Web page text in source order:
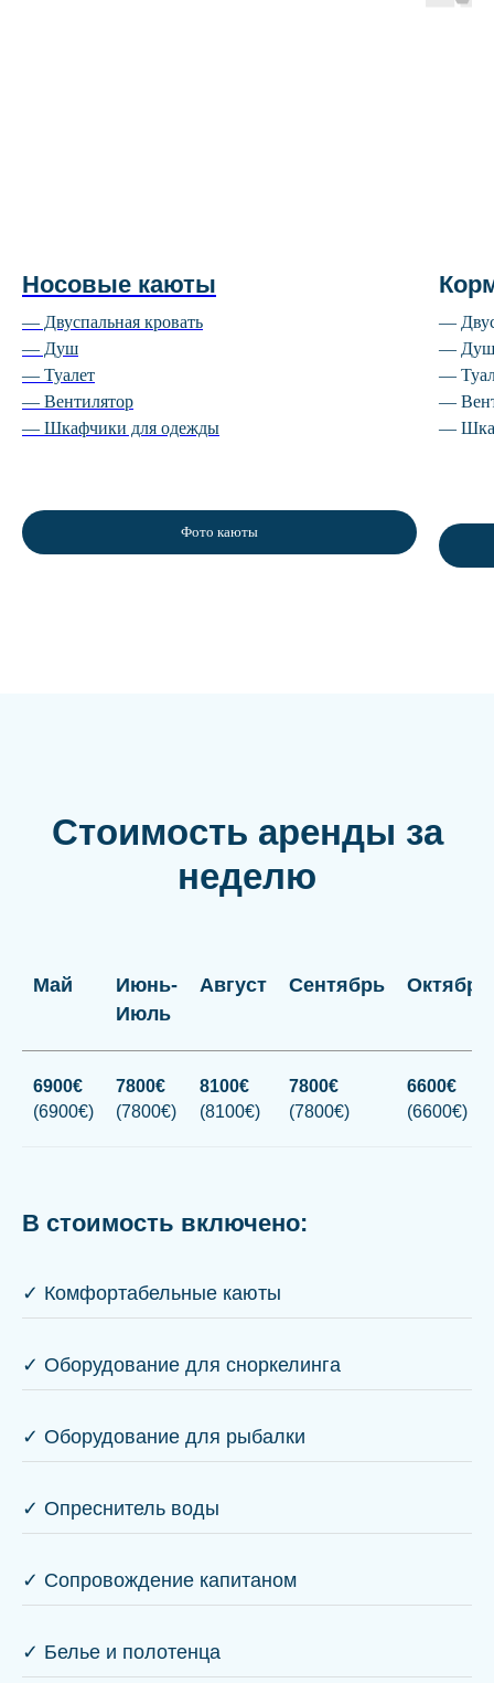
Носовые каюты
— Двуспальная кровать
— Душ
— Туалет
— Вентилятор
— Шкафчики для одежды
Фото каюты
—
—
—
—
—
Стоимость аренды за
неделю
Май
Июнь-
Июль
Август Сентябрь Октябрь
6900€
(6900€)
7800€
(7800€)
8100€
(8100€)
7800€
(7800€)
6600€
(6600€)
В стоимость включено:
✓ Комфортабельные каюты
✓ Оборудование для сноркелинга
✓ Оборудование для рыбалки
✓ Опреснитель воды
✓ Сопровождение капитаном
✓ Белье и полотенца